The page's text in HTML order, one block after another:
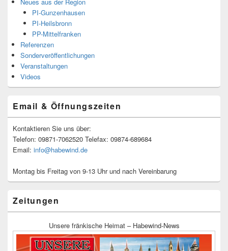
PI-Gunzenhausen
PI-Heilsbronn
PP-Mittelfranken
Referenzen
Sonderveröffentlichungen
Veranstaltungen
Videos
Email & Öffnungszeiten
Kontaktieren Sie uns über:
Telefon: 09871-7062520 Telefax: 09874-689684
Email: info@habewind.de
Montag bis Freitag von 9-13 Uhr und nach Vereinbarung
Zeitungen
Unsere fränkische Heimat – Habewind-News